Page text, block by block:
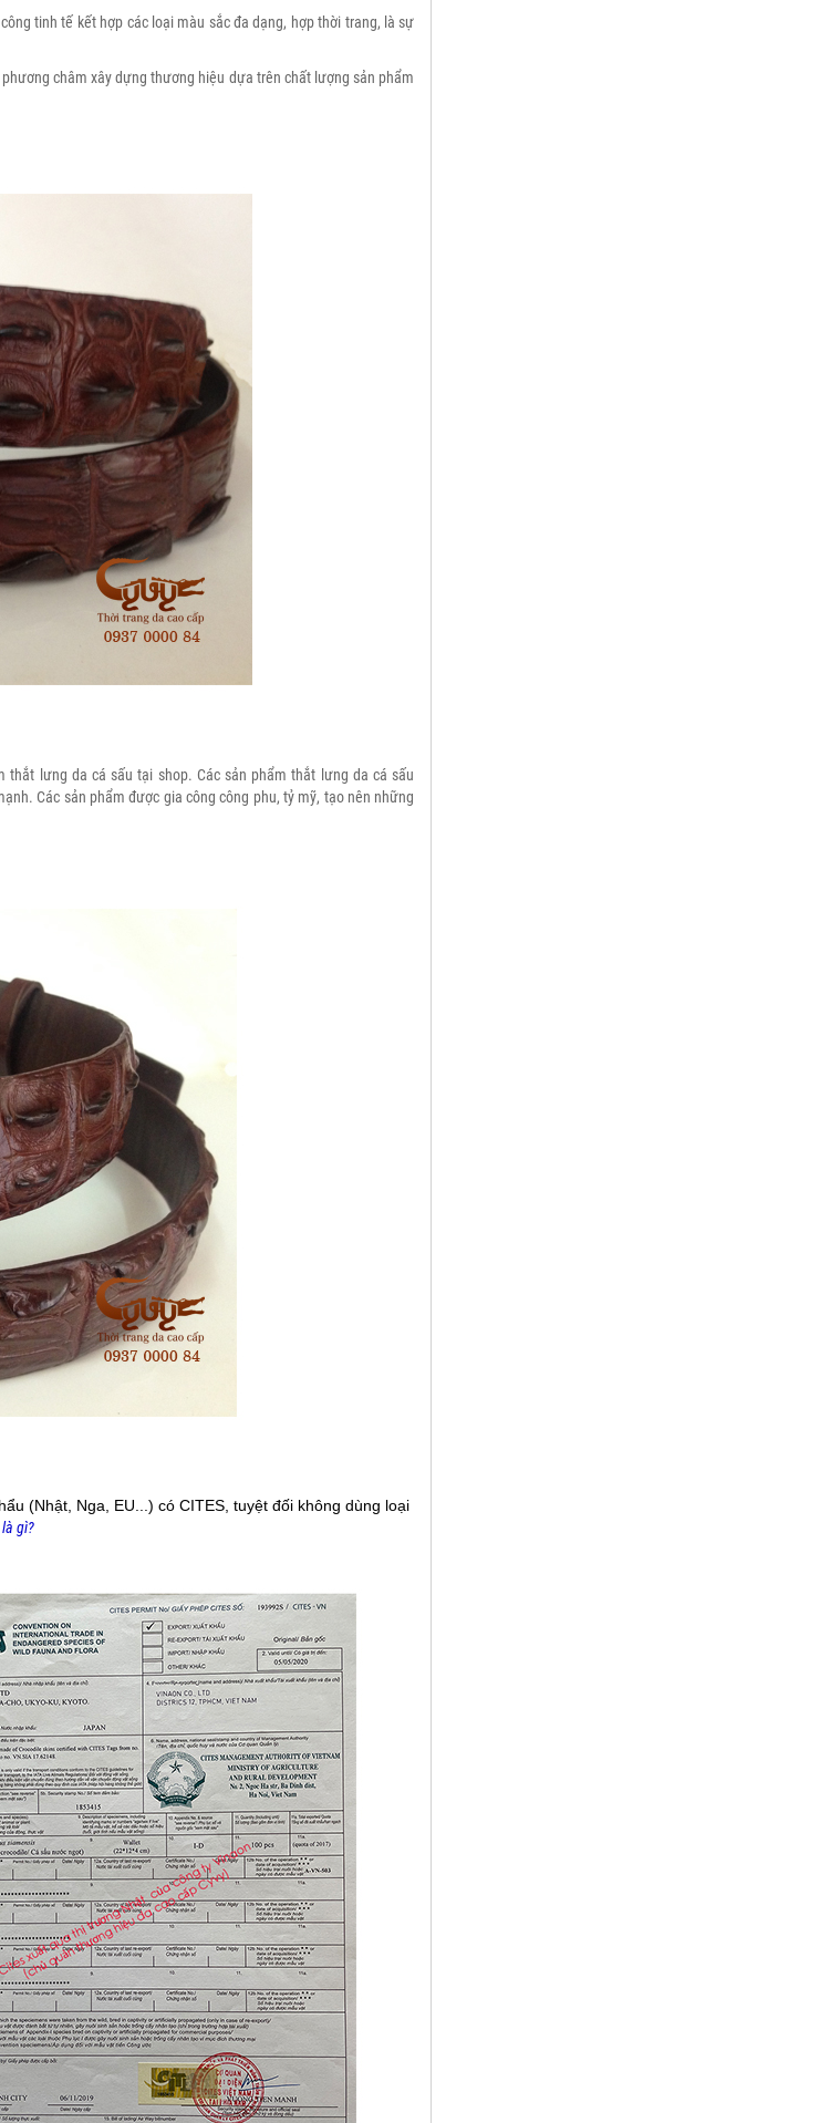
tinh tế kết hợp các loại màu sắc đa dạng, hợp thời trang, là sự
châm xây dựng thương hiệu dựa trên chất lượng sản phẩm
lưng da cá sấu tại shop. Các sản phẩm thắt lưng da cá sấu
Các sản phẩm được gia công công phu, tỷ mỹ, tạo nên những
(Nhật, Nga, EU...) có CITES, tuyệt đối không dùng loại
gì?